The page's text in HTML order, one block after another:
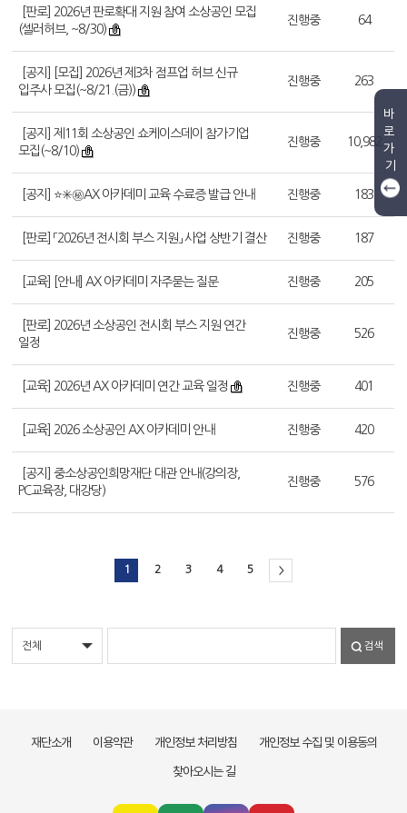
[판로] 2026년 판로확대 지원 참여 소상공인 모집
(셀러허브, ~8/30)
진행중 64
[공지] [모집] 2026년 제3차 점프업 허브 신규
입주사 모집(~8/21.(금))
진행중 263
[공지] 제11회 소상공인 쇼케이스데이 참가기업
모집(~8/10)
진행중 10,982
[공지] ⭐✳️㊙️AX 아카데미 교육 수료증 발급 안내 진행중 183
[판로] 「2026년 전시회 부스 지원」 사업 상반기 결산 진행중 187
[교육] [안내] AX 아카데미 자주묻는 질문 진행중 205
[판로] 2026년 소상공인 전시회 부스 지원 연간
일정
진행중 526
[교육] 2026년 AX 아카데미 연간 교육 일정 진행중 401
[교육] 2026 소상공인 AX 아카데미 안내 진행중 420
[공지] 중소상공인희망재단 대관 안내(강의장,
PC교육장, 대강당)
진행중 576
1 2 3 4 5 >
검색
재단소개 이용약관 개인정보 처리방침
개인정보 수집 및 이용동의
찾아오시는 길
바
로
가
기